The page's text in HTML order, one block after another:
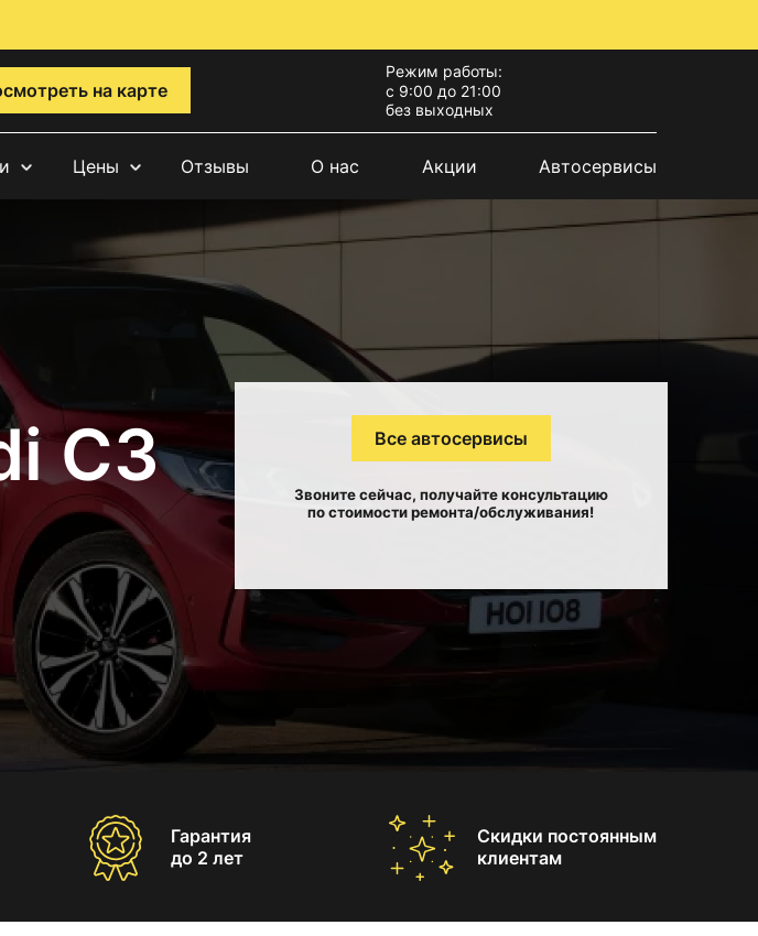
на карте
Режим работы:
с 9:00 до 21:00
без выходных
Цены Отзывы О нас Акции Автосервисы
С3 Все автосервисы
Звоните сейчас, получайте консультацию
по стоимости ремонта/обслуживания!
Гарантия
до 2 лет
Скидки постоянным
клиентам